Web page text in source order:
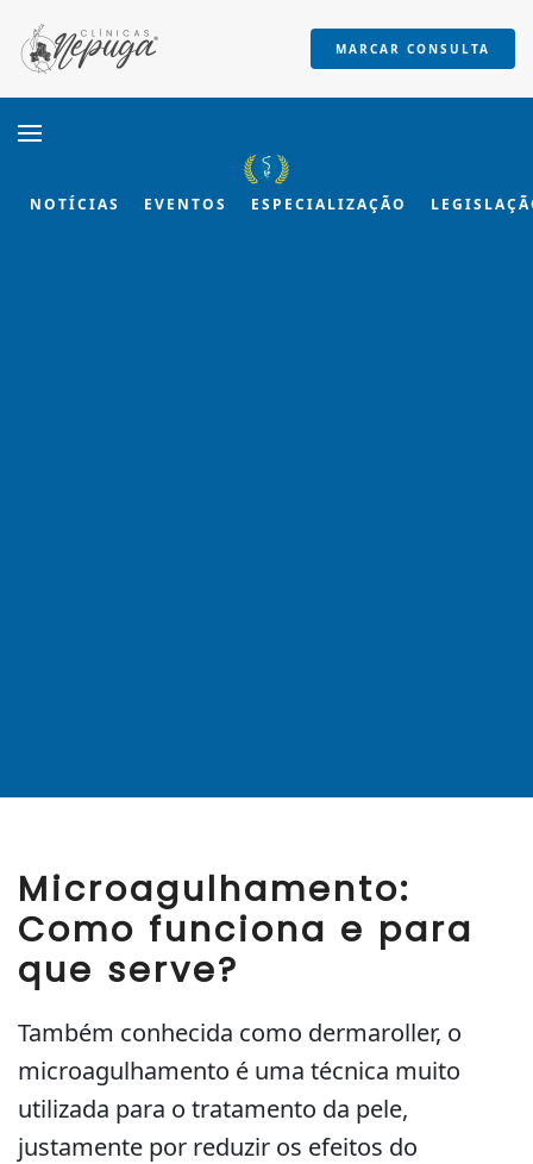
Skip to main content
MARCAR CONSULTA
NOTÍCIAS EVENTOS ESPECIALIZAÇÃO
Microagulhamento:
Como funciona e para
que serve?
Também conhecida como dermaroller, o
microagulhamento é uma técnica muito
utilizada para o tratamento da pele,
justamente por reduzir os efeitos do